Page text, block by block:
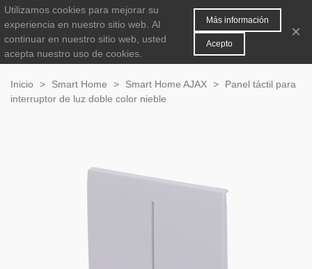
0
Inicio > Smart Home > Smart Home AJAX >
Panel táctil para
interruptor de luz doble color nieble
Utilizamos cookies para mejorar su
experiencia en nuestro sitio web. Al
continuar en nuestro sitio web, usted
acepta nuestro uso de cookies.
Más información
Acepto
×